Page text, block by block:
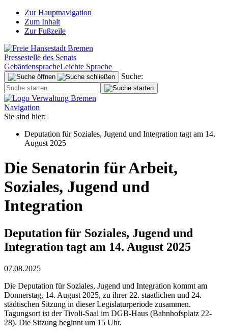
Zur Hauptnavigation
Zum Inhalt
Zur Fußzeile
Pressestelle des Senats
GebärdenspracheLeichte Sprache
Suche:
Navigation
Sie sind hier:
Deputation für Soziales, Jugend und Integration tagt am 14.
August 2025
Die Senatorin für Arbeit,
Soziales, Jugend und
Integration
Deputation für Soziales, Jugend und
Integration tagt am 14. August 2025
07.08.2025
Die Deputation für Soziales, Jugend und Integration kommt am
Donnerstag, 14. August 2025, zu ihrer 22. staatlichen und 24.
städtischen Sitzung in dieser Legislaturperiode zusammen.
Tagungsort ist der Tivoli-Saal im DGB-Haus (Bahnhofsplatz 22-
28). Die Sitzung beginnt um 15 Uhr.